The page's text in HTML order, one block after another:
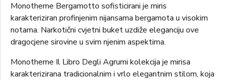
Monotheme Bergamotto sofisticirani je miris
karakteriziran profinjenim nijansama bergamota u visokim
notama. Narkotični cvjetni buket uzdiže eleganciju ove
dragocjene sirovine u svim njenim aspektima.
Monotheme Il Libro Degli Agrumi kolekcija je mirisa
karakterizirana tradicionalnim i vrlo elegantnim stilom, koja